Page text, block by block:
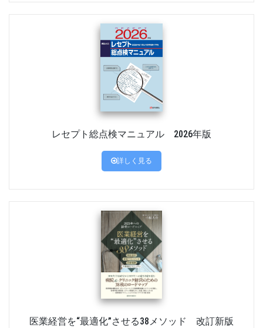
レセプト総点検マニュアル 2026年版
詳しく見る
医業経営を“最適化”させる38メソッド 改訂新版